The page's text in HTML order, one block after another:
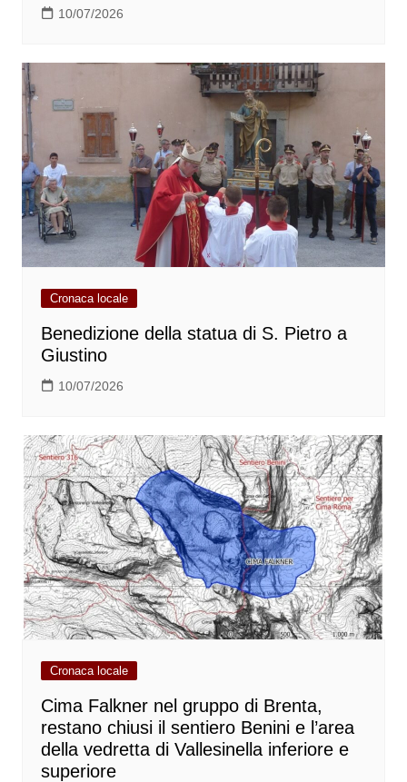
10/07/2026
Cronaca locale
Benedizione della statua di S. Pietro a
Giustino
10/07/2026
Cronaca locale
Cima Falkner nel gruppo di Brenta,
restano chiusi il sentiero Benini e l’area
della vedretta di Vallesinella inferiore e
superiore